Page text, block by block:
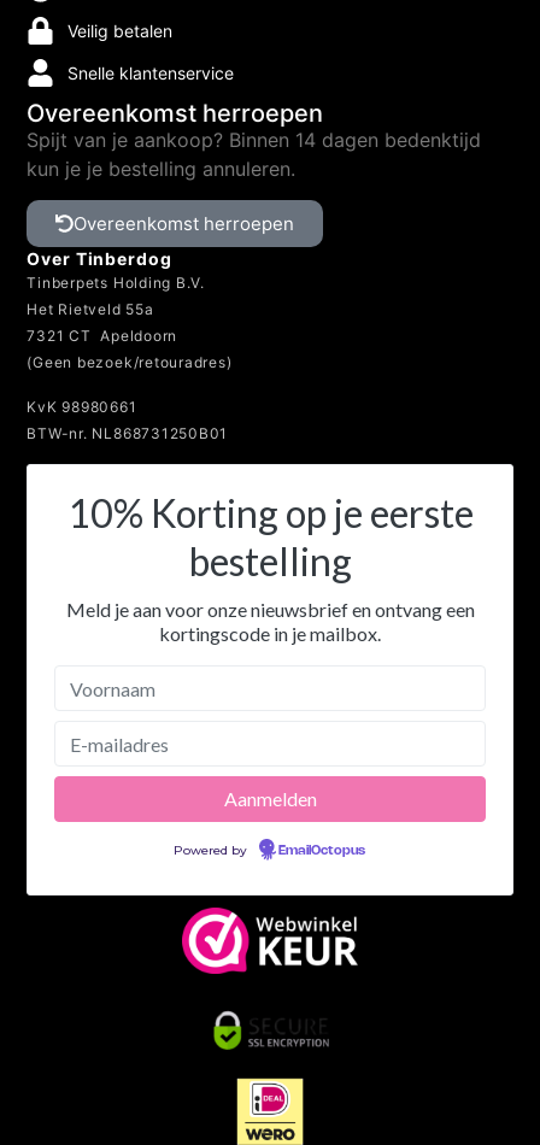
Veilig betalen
Snelle klantenservice
Overeenkomst herroepen
Spijt van je aankoop? Binnen 14 dagen bedenktijd
kun je je bestelling annuleren.
Overeenkomst herroepen
Over Tinberdog
Tinberpets Holding B.V.
Het Rietveld 55a
7321 CT Apeldoorn
(Geen bezoek/retouradres)
KvK 98980661
BTW-nr. NL868731250B01
10% Korting op je eerste
bestelling
Meld je aan voor onze nieuwsbrief en ontvang een
kortingscode in je mailbox.
Powered by EmailOctopus